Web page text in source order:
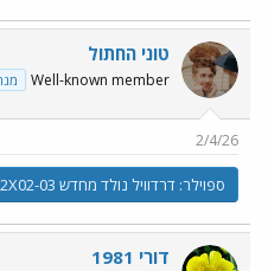
טוני החתול
Well-known member
2/4/26
ספוילר: דרדוויל נולד מחדש 2X02-03 - תגובה
דורי 1981